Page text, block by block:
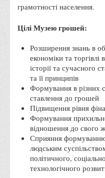
Наукової роботи та
Здобутки студентів
Матеріали
Міжнародна
Закордонні партнери
Програми
Програми
Міжнародні проєкти
Корисні посилання
грамотності населення.
Цілі Музею грошей:
Розширення знань в
економіки та торгівлі
історії та сучасного
та її принципів
Формування в різних
ставлення до грошей
Підвищення рівня
Формування
відношення до свого
Сприяння
людським
політичного,
технологічного